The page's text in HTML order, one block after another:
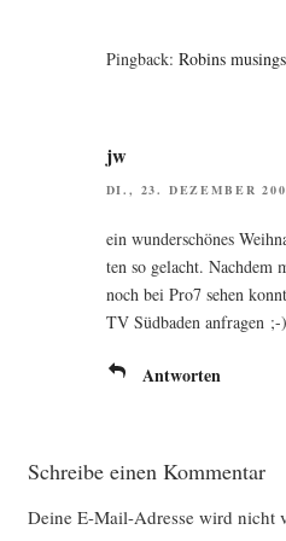
Pingback: Robins
jw
DI., 23. DEZEMBER
ein wun­der­schö­nes
ten so gelacht. Nach­dem
noch bei Pro7 sehen
TV Süd­ba­den anfragen ;-)
Antworten
Schreibe einen Kommentar
Deine E-Mail-Adresse wird nicht